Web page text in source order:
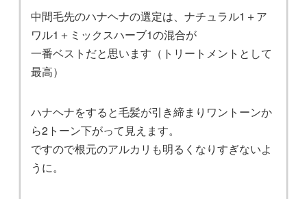
中間毛先のハナヘナの選定は、ナチュラル1＋ア
ワル1＋ミックスハーブ1の混合が
一番ベストだと思います（トリートメントとして
最高）
ハナヘナをすると毛髪が引き締まりワントーンか
ら2トーン下がって見えます。
ですので根元のアルカリも明るくなりすぎないよ
うに。